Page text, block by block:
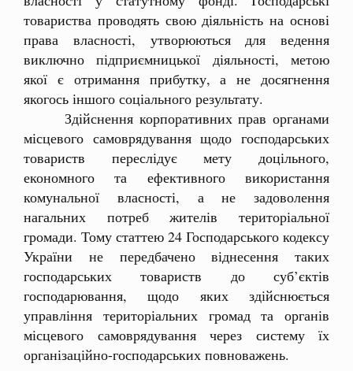
товариства проводять свою діяльність на основі
права власності, утворюються для ведення
виключно підприємницької діяльності, метою
якої є отримання прибутку, а не досягнення
якогось іншого соціального результату.
Здійснення корпоративних прав органами
місцевого самоврядування щодо господарських
товариств переслідує мету доцільного,
економного та ефективного використання
комунальної власності, а не задоволення
нагальних потреб жителів територіальної
громади. Тому статтею 24 Господарського кодексу
України не передбачено віднесення таких
господарських товариств до суб’єктів
господарювання, щодо яких здійснюється
управління територіальних громад та органів
місцевого самоврядування через систему їх
організаційно-господарських повноважень.